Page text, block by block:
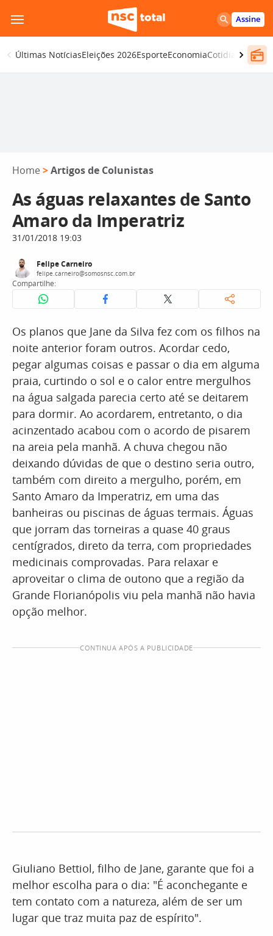
para
o
conteúdo
Assine
Últimas NotíciasEleições 2026EsporteEconomiaCotidiano
Home >Artigos de Colunistas
As águas relaxantes de Santo
Amaro da Imperatriz
31/01/2018 19:03
Felipe Carneiro
felipe.carneiro@somosnsc.com.br
Compartilhe:
Os planos que Jane da Silva fez com os filhos na
noite anterior foram outros. Acordar cedo,
pegar algumas coisas e passar o dia em alguma
praia, curtindo o sol e o calor entre mergulhos
na água salgada parecia certo até se deitarem
para dormir. Ao acordarem, entretanto, o dia
acinzentado acabou com o acordo de pisarem
na areia pela manhã. A chuva chegou não
deixando dúvidas de que o destino seria outro,
também com direito a mergulho, porém, em
Santo Amaro da Imperatriz, em uma das
banheiras ou piscinas de águas termais. Águas
que jorram das torneiras a quase 40 graus
centígrados, direto da terra, com propriedades
medicinais comprovadas. Para relaxar e
aproveitar o clima de outono que a região da
Grande Florianópolis viu pela manhã não havia
opção melhor.
CONTINUA APÓS A PUBLICIDADE
Giuliano Bettiol, filho de Jane, garante que foi a
melhor escolha para o dia: "É aconchegante e
tem contato com a natureza, além de ser um
lugar que traz muita paz de espírito".